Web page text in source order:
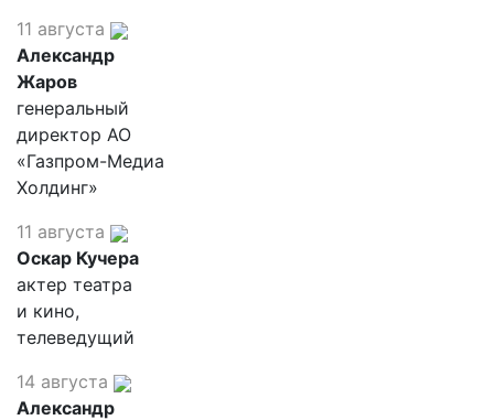
11 августа
Александр
Жаров
генеральный
директор АО
«Газпром-Медиа
Холдинг»
11 августа
Оскар Кучера
актер театра
и кино,
телеведущий
14 августа
Александр